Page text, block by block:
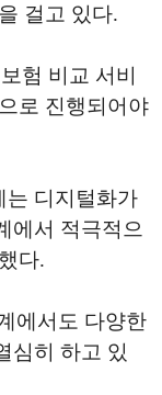
걸고 있다.
험 비교 서비
로 진행되어야
는 디지털화가
에서 적극적으
다.
에서도 다양한
심히 하고 있